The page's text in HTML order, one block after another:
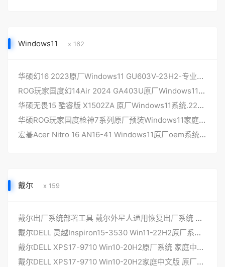
Windows11 x 162
华硕幻16 2023原厂Windows11 GU603V-23H2-专业版系统非工厂恢复，无ASUSRecovery还原功能
ROG玩家国度幻14Air 2024 GA403U原厂Windows11系统24H2版本带F12 ASUSRecovery恢复
华硕无畏15 酷睿版 X1502ZA 原厂Windows11系统.22H2非工厂模式
华硕ROG玩家国度枪神7系列原厂预装Windows11家庭版24H2系统不带恢复功能
宏碁Acer Nitro 16 AN16-41 Windows11原厂oem系统 原版工厂文件，带一键恢复
戴尔 x 159
戴尔出厂系统部署工具 戴尔外星人通用恢复出厂系统 DELLDHZ-V6更新
戴尔DELL 灵越Inspiron15-3530 Win11-22H2原厂系统 家庭中文版 原厂oem系统 带一键恢复
戴尔DELL XPS17-9710 Win10-20H2原厂系统 家庭中文版 原厂oem系统 带一键恢复
戴尔DELL XPS17-9710 Win10-20H2家庭中文版 原厂系统 swm镜像文件 无一键还原